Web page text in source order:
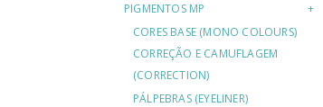
PIGMENTOS MP
CORES BASE (MONO COLOURS)
CORREÇÃO E CAMUFLAGEM
(CORRECTION)
PÁLPEBRAS (EYELINER)